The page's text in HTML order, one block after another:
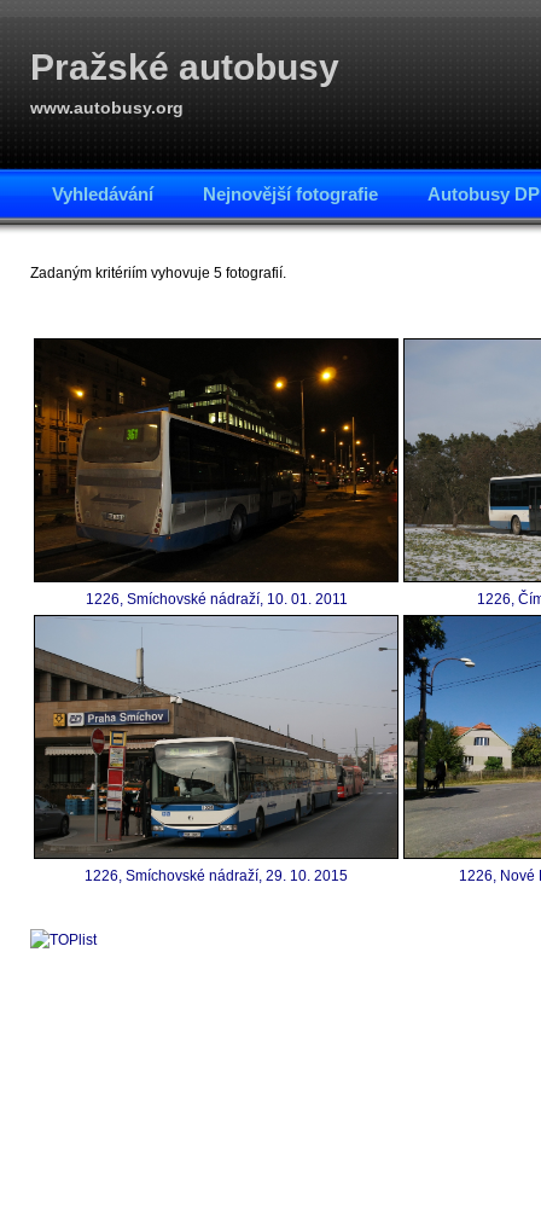
Pražské autobusy
www.autobusy.org
Vyhledávání Nejnovější fotografie Autobusy
Zadaným kritériím vyhovuje 5 fotografií.
1226, Smíchovské nádraží, 10. 01. 2011 1226,
1226, Smíchovské nádraží, 29. 10. 2015 1226, Nové